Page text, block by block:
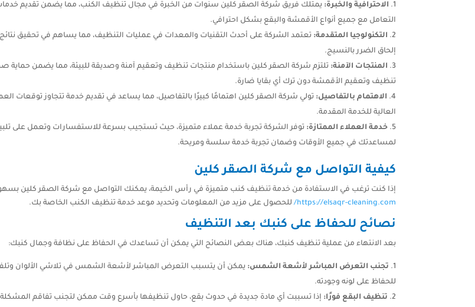
الاحترافية والخبرة: يمتلك فريق شركة الصقر كلين سنوات من الخبرة في مجال تنظيف الكنب، مما يضمن تقديم خدمات
التعامل مع جميع أنواع الأقمشة والبقع بشكل احترافي.
التكنولوجيا المتقدمة: تعتمد الشركة على أحدث التقنيات والمعدات في عمليات التنظيف، مما يساهم في تحقيق
إلحاق الضرر بالنسيج.
المنتجات الآمنة: تلتزم شركة الصقر كلين باستخدام منتجات تنظيف وتعقيم آمنة وصديقة للبيئة، مما يضمن حماية
تنظيف وتعقيم الأقمشة دون ترك أي بقايا ضارة.
الاهتمام بالتفاصيل: تولي شركة الصقر كلين اهتمامًا كبيرًا بالتفاصيل، مما يساعد في تقديم خدمة تتجاوز توقعات
العالية للخدمة المقدمة.
خدمة العملاء الممتازة: توفر الشركة تجربة خدمة عملاء متميزة، حيث تستجيب بسرعة للاستفسارات وتعمل على
لمساعدتك في جميع الأوقات وضمان تجربة خدمة سلسة ومريحة.
كيفية التواصل مع شركة الصقر كلين
إذا كنت ترغب في الاستفادة من خدمة تنظيف كنب متميزة في رأس الخيمة، يمكنك التواصل مع شركة الصقر كلين بسهولة. اتصل بالرقم 0543147776 أو قم بزيارة
https://elsaqr-cleaning.com/
للحصول على مزيد من المعلومات وتحديد موعد خدمة تنظيف الكنب الخاصة بك.
نصائح للحفاظ على كنبك بعد التنظيف
بعد الانتهاء من عملية تنظيف كنبك، هناك بعض النصائح التي يمكن أن تساعدك في الحفاظ على نظافة وجمال كنبك:
تجنب التعرض المباشر لأشعة الشمس: يمكن أن يتسبب التعرض المباشر لأشعة الشمس في تلاشي الألوان
للحفاظ على لونه وجودته.
تنظيف البقع فورًا: إذا تسببت أي مادة جديدة في حدوث بقع، حاول تنظيفها بأسرع وقت ممكن لتجنب تفاقم